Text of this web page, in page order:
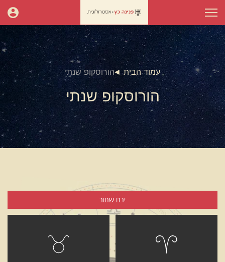
עמוד הבית הורוסקופ שנתי
הורוסקופ שנתי
ירח שחור